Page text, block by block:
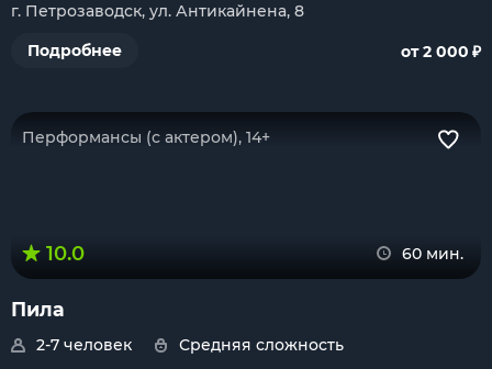
г. Петрозаводск, ул. Антикайнена, 8
Подробнее
от 2 000 ₽
Перформансы (с актером), 14+
10.0 60 мин.
Пила
2-7 человек
Средняя сложность